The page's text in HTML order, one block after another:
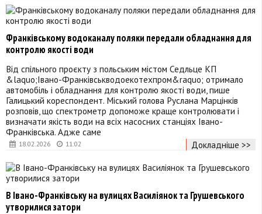
18.02.2026 11:02
Франківському водоканалу поляки передали обладнання для
контролю якості води
Від спільного проєкту з польським містом Седльце КП
&laquo;Івано-Франківськводоекотехпром&raquo; отримало
автомобіль і обладнання для контролю якості води, пише
Галицький кореспондент. Міський голова Руслана Марцінків
розповів, що спектрометр допоможе краще контролювати і
визначати якість води на всіх насосних станціях Івано-
Франківська. Адже саме
Докладніше >>
В Івано-Франківську на вулицях Василіянок та Грушевського
утворилися затори